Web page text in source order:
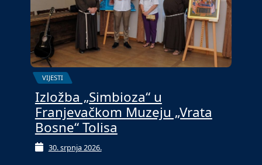
VIJESTI
Izložba „Simbioza“ u
Franjevačkom Muzeju „Vrata
Bosne“ Tolisa
30. srpnja 2026.